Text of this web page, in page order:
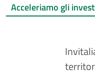
Acceleriamo gli